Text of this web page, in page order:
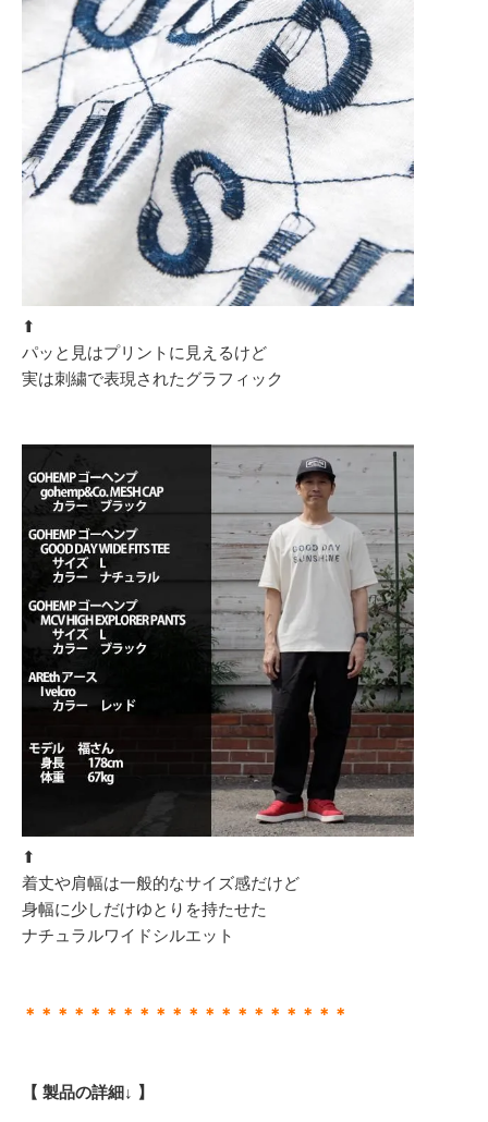
⬆︎
パッと見はプリントに見えるけど
実は刺繍で表現されたグラフィック
⬆︎
着丈や肩幅は一般的なサイズ感だけど
身幅に少しだけゆとりを持たせた
ナチュラルワイドシルエット
＊＊＊＊＊＊＊＊＊＊＊＊＊＊＊＊＊＊＊＊
【 製品の詳細↓ 】